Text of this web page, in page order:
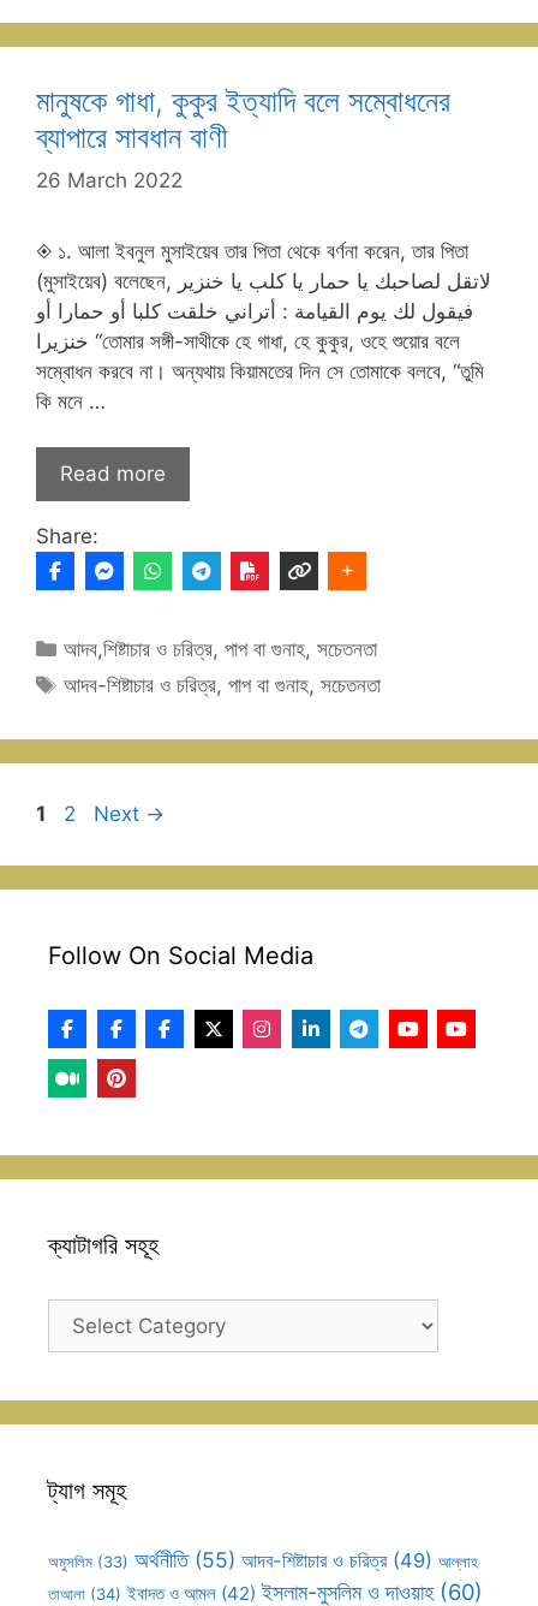
মানুষকে গাধা, কুকুর ইত্যাদি বলে সম্বোধনের
ব্যাপারে সাবধান বাণী
26 March 2022
◈ ১. আলা ইবনুল মুসাইয়েব তার পিতা থেকে বর্ণনা করেন, তার পিতা
(মুসাইয়েব) বলেছেন, لاتقل لصاحبك يا حمار يا كلب يا خنزير
فيقول لك يوم القيامة : أتراني خلقت كلبا أو حمارا أو
خنزيرا “তোমার সঙ্গী-সাথীকে হে গাধা, হে কুকুর, ওহে শুয়োর বলে
সম্বোধন করবে না। অন্যথায় কিয়ামতের দিন সে তোমাকে বলবে, “তুমি
কি মনে …
Read more
Share:
Categories
আদব,শিষ্টাচার ও চরিত্র,পাপ বা গুনাহ,সচেতনতা
Tags
আদব-শিষ্টাচার ও চরিত্র,পাপ বা গুনাহ,সচেতনতা
Page
1 Page
2 Next →
Follow On Social Media
ক্যাটাগরি সহূহ
ক্যাটাগরি
ট্যাগ সমূহ
অমুসলিম (33) অর্থনীতি(55) আদব-শিষ্টাচার ও চরিত্র(49) আল্লাহ
তাআলা (34) ইবাদত ও আমল (42) ইসলাম-মুসলিম ও দাওয়াহ(60)